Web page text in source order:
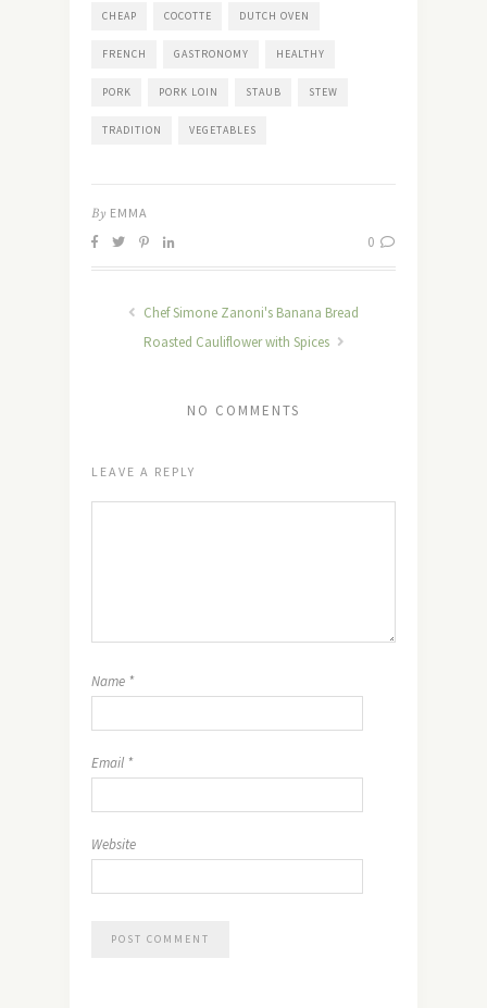
CHEAP COCOTTE DUTCH OVEN
FRENCH GASTRONOMY HEALTHY
PORK PORK LOIN STAUB STEW
TRADITION VEGETABLES
By EMMA
0
Chef Simone Zanoni's Banana Bread
Roasted Cauliflower with Spices
NO COMMENTS
LEAVE A REPLY
Name *
Email *
Website